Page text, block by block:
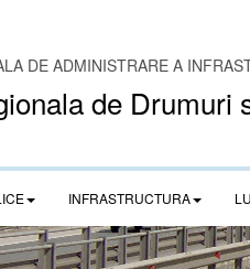
DE ADMINISTRARE A
de Drumuri
INFRASTRUCTURA